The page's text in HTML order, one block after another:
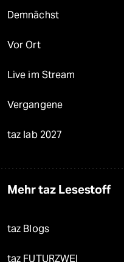
Demnächst
Vor Ort
Live im Stream
Vergangene
taz lab 2027
Mehr taz Lesestoff
taz Blogs
taz FUTURZWEI